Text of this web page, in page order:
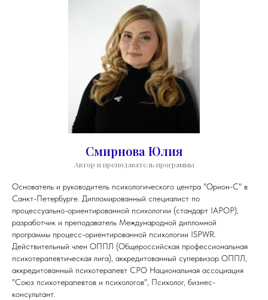
Смирнова Юлия
Автор и преподаватель программы
Основатель и руководитель психологического центра "Орион-С" в
Санкт-Петербурге. Дипломированный специалист по
процессуально-ориентированной психологии (стандарт IAPOP),
разработчик и преподаватель Международной дипломной
программы процесс-ориентированной психологии ISPWR.
Действительный член ОППЛ (Общероссийская профессиональная
психотерапевтическая лига), аккредитованный супервизор ОППЛ,
аккредитованный психотерапевт СРО Национальная ассоциация
"Союз психотерапевтов и психологов", Психолог, бизнес-
консультант.